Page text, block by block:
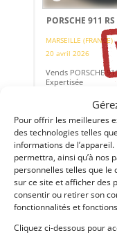
Pour offrir les meilleures
des technologies telles
informations de
permettra, ainsi qu’à nos
personnelles telles que le
sur ce site et afficher des
consentir ou retirer son
fonctionnalités et
Cliquez ci-dessous pour
PORSCHE 911
MARSEILLE (FRANCE)
20 avril 2026
Vends PORSCHE
Expertisée
Vendu par : gl.phovarec